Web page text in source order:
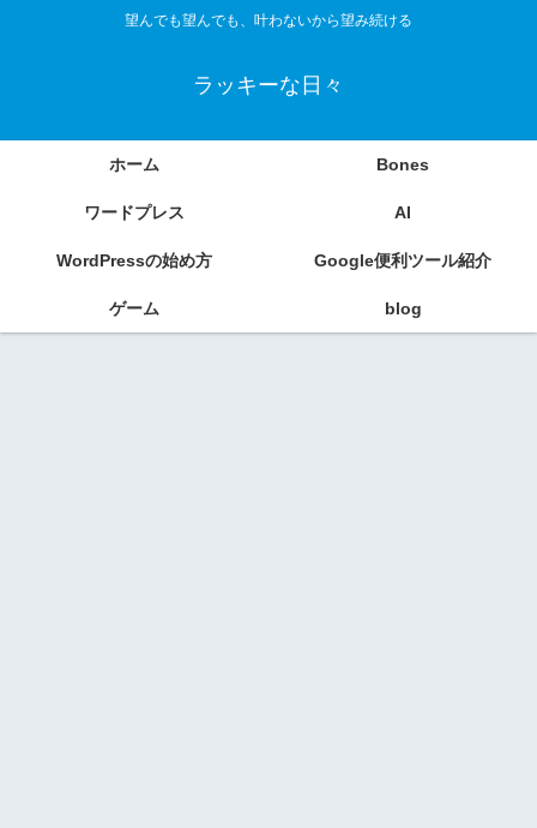
望んでも望んでも、叶わないから望み続ける
ラッキーな日々
ホーム Bones
ワードプレス AI
WordPressの始め方 Google便利ツール紹介
ゲーム blog